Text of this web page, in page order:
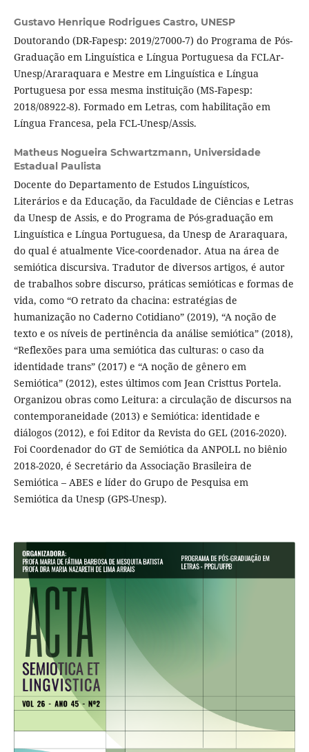
Gustavo Henrique Rodrigues Castro, UNESP
Doutorando (DR-Fapesp: 2019/27000-7) do Programa de Pós-
Graduação em Linguística e Língua Portuguesa da FCLAr-
Unesp/Araraquara e Mestre em Linguística e Língua
Portuguesa por essa mesma instituição (MS-Fapesp:
2018/08922-8). Formado em Letras, com habilitação em
Língua Francesa, pela FCL-Unesp/Assis.
Matheus Nogueira Schwartzmann, Universidade
Estadual Paulista
Docente do Departamento de Estudos Linguísticos,
Literários e da Educação, da Faculdade de Ciências e Letras
da Unesp de Assis, e do Programa de Pós-graduação em
Linguística e Língua Portuguesa, da Unesp de Araraquara,
do qual é atualmente Vice-coordenador. Atua na área de
semiótica discursiva. Tradutor de diversos artigos, é autor
de trabalhos sobre discurso, práticas semióticas e formas de
vida, como “O retrato da chacina: estratégias de
humanização no Caderno Cotidiano” (2019), “A noção de
texto e os níveis de pertinência da análise semiótica” (2018),
“Reflexões para uma semiótica das culturas: o caso da
identidade trans” (2017) e “A noção de gênero em
Semiótica” (2012), estes últimos com Jean Cristtus Portela.
Organizou obras como Leitura: a circulação de discursos na
contemporaneidade (2013) e Semiótica: identidade e
diálogos (2012), e foi Editor da Revista do GEL (2016-2020).
Foi Coordenador do GT de Semiótica da ANPOLL no biênio
2018-2020, é Secretário da Associação Brasileira de
Semiótica – ABES e líder do Grupo de Pesquisa em
Semiótica da Unesp (GPS-Unesp).